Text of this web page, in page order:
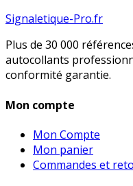
Signaletique-Pro.fr
Plus de 30 000
autocollants
conformité garantie.
Mon compte
Mon Compte
Mon panier
Commandes et